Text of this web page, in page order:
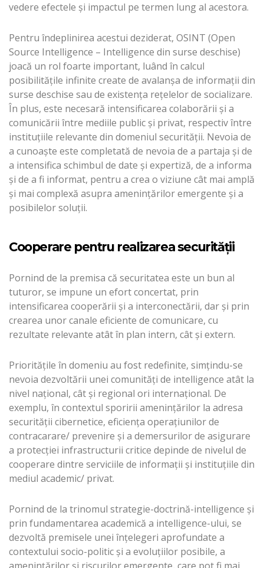
vedere efectele şi impactul pe termen lung al acestora.
Pentru îndeplinirea acestui deziderat, OSINT (Open
Source Intelligence – Intelligence din surse deschise)
joacă un rol foarte important, luând în calcul
posibilităţile infinite create de avalanșa de informații din
surse deschise sau de existența reţelelor de socializare.
În plus, este necesară intensificarea colaborării şi a
comunicării între mediile public şi privat, respectiv între
instituţiile relevante din domeniul securităţii. Nevoia de
a cunoaşte este completată de nevoia de a partaja şi de
a intensifica schimbul de date şi expertiză, de a informa
şi de a fi informat, pentru a crea o viziune cât mai amplă
şi mai complexă asupra ameninţărilor emergente şi a
posibilelor soluţii.
Cooperare pentru realizarea securităţii
Pornind de la premisa că securitatea este un bun al
tuturor, se impune un efort concertat, prin
intensificarea cooperării şi a interconectării, dar şi prin
crearea unor canale eficiente de comunicare, cu
rezultate relevante atât în plan intern, cât şi extern.
Priorităţile în domeniu au fost redefinite, simţindu-se
nevoia dezvoltării unei comunităţi de intelligence atât la
nivel naţional, cât şi regional ori internaţional. De
exemplu, în contextul sporirii ameninţărilor la adresa
securităţii cibernetice, eficienţa operaţiunilor de
contracarare/ prevenire şi a demersurilor de asigurare
a protecţiei infrastructurii critice depinde de nivelul de
cooperare dintre serviciile de informaţii şi instituţiile din
mediul academic/ privat.
Pornind de la trinomul strategie-doctrină-intelligence şi
prin fundamentarea academică a intelligence-ului, se
dezvoltă premisele unei înţelegeri aprofundate a
contextului socio-politic şi a evoluţiilor posibile, a